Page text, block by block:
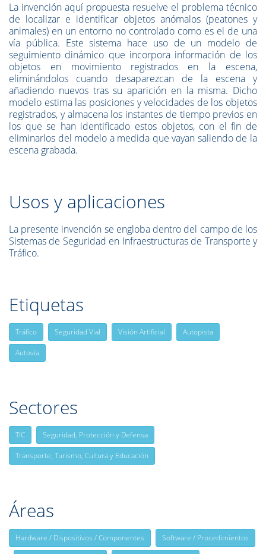
La invención aquí propuesta resuelve el problema técnico
de localizar e identificar objetos anómalos (peatones y
animales) en un entorno no controlado como es el de una
vía pública. Este sistema hace uso de un modelo de
seguimiento dinámico que incorpora información de los
objetos en movimiento registrados en la escena,
eliminándolos cuando desaparezcan de la escena y
añadiendo nuevos tras su aparición en la misma. Dicho
modelo estima las posiciones y velocidades de los objetos
registrados, y almacena los instantes de tiempo previos en
los que se han identificado estos objetos, con el fin de
eliminarlos del modelo a medida que vayan saliendo de la
escena grabada.
Usos y aplicaciones
La presente invención se engloba dentro del campo de los
Sistemas de Seguridad en Infraestructuras de Transporte y
Tráfico.
Etiquetas
Tráfico Seguridad Vial Visión Artificial Autopista
Autovía
Sectores
TIC Seguridad, Protección y Defensa
Transporte, Turismo, Cultura y Educación
Áreas
Hardware / Dispositivos / Componentes Software / Procedimientos